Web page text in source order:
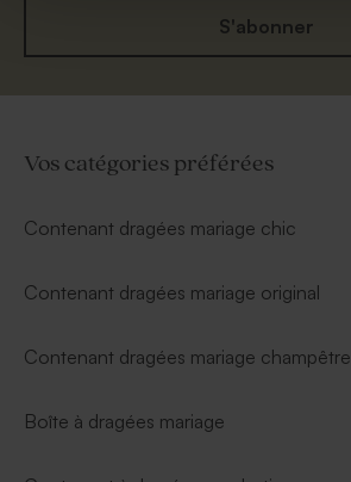
S'abonner
Vos catégories préférées
Contenant dragées mariage chic
Contenant dragées mariage original
Contenant dragées mariage champêtre
Boîte à dragées mariage